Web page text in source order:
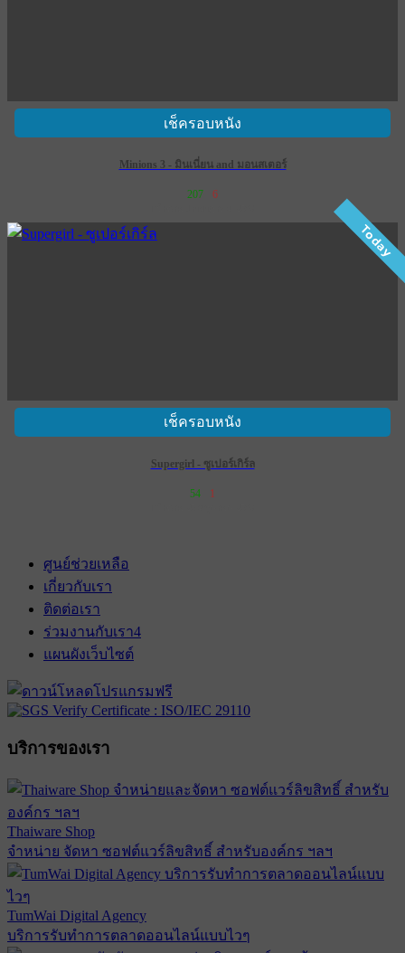
เช็ครอบหนัง
Minions 3 - มินเนี่ยน and มอนสเตอร์
207 6
Today
เช็ครอบหนัง
Supergirl - ซูเปอร์เกิร์ล
54 1
ศูนย์ช่วยเหลือ
เกี่ยวกับเรา
ติดต่อเรา
ร่วมงานกับเรา4
แผนผังเว็บไซต์
บริการของเรา
Thaiware Shop
จำหน่าย จัดหา ซอฟต์แวร์ลิขสิทธิ์ สำหรับองค์กร ฯลฯ
TumWai Digital Agency
บริการรับทำการตลาดออนไลน์แบบไวๆ